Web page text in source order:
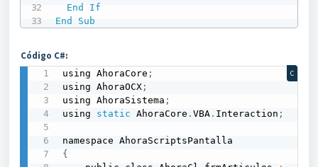
End
If
End
Sub
Código C#:
using AhoraCore ;
using AhoraOCX ;
using AhoraSistema ;
using static AhoraCore .VBA . Interaction ;
{
C